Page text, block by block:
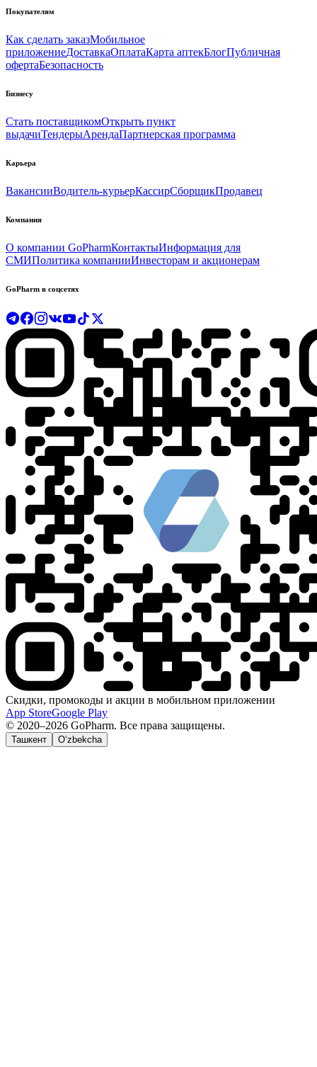
Покупателям
Как сделать заказМобильное
приложениеДоставкаОплатаКарта аптекБлогПубличная
офертаБезопасность
Бизнесу
Стать поставщикомОткрыть пункт
выдачиТендерыАрендаПартнерская программа
Карьера
ВакансииВодитель-курьерКассирСборщикПродавец
Компания
О компании GoPharmКонтактыИнформация для
СМИПолитика компанииИнвесторам и акционерам
GoPharm в соцсетях
Скидки, промокоды и акции в мобильном приложении
App StoreGoogle Play
© 2020–2026 GoPharm. Все права защищены.
Ташкент O‘zbekcha